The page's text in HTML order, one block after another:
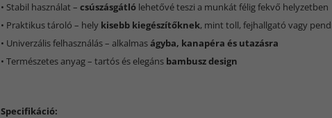
• Stabil használat – csúszásgátló lehetővé teszi a munkát félig fekvő helyzetben
• Praktikus tároló – hely kisebb kiegészítőknek, mint toll, fejhallgató vagy
• Univerzális felhasználás – alkalmaságyba, kanapéra és utazásra
• Természetes anyag – tartós és elegáns bambusz design
Specifikáció: